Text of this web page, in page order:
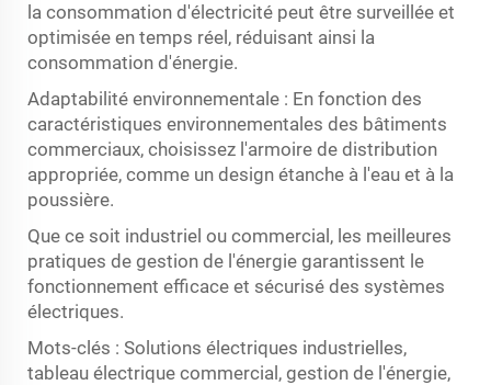
la consommation d'électricité peut être surveillée et
optimisée en temps réel, réduisant ainsi la
consommation d'énergie.
Adaptabilité environnementale : En fonction des
caractéristiques environnementales des bâtiments
commerciaux, choisissez l'armoire de distribution
appropriée, comme un design étanche à l'eau et à la
poussière.
Que ce soit industriel ou commercial, les meilleures
pratiques de gestion de l'énergie garantissent le
fonctionnement efficace et sécurisé des systèmes
électriques.
Mots-clés : Solutions électriques industrielles,
tableau électrique commercial, gestion de l'énergie,